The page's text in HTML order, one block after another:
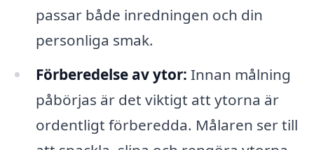
passar både inredningen och din
personliga smak.
Förberedelse av ytor: Innan målning
påbörjas är det viktigt att ytorna är
ordentligt förberedda. Målaren ser till